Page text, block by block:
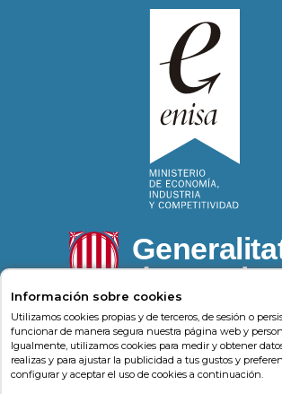
Psonríe Carrer de la Llacuna 162 08018,
(Barcelona)-Psonrie.com
Información sobre cookies
Utilizamos cookies propias y de terceros, de sesión o
funcionar de manera segura nuestra página web y
Igualmente, utilizamos cookies para medir y obtener
realizas y para ajustar la publicidad a tus gustos y
configurar y aceptar el uso de cookies a continuación.